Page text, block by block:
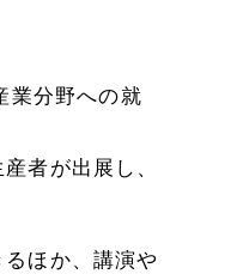
業分野への就
者が出展し、
ほか、講演や